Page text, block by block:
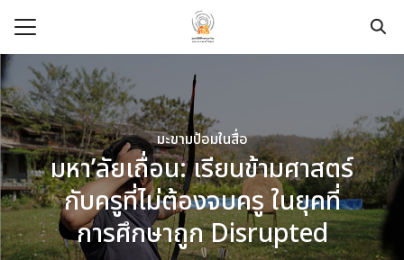
content
Search
for:
มะขามป้อมในสื่อ
มหา’ลัยเถื่อน: เรียนข้ามศาสตร์
กับครูที่ไม่ต้องจบครู ในยุคที่
การศึกษาถูก Disrupted